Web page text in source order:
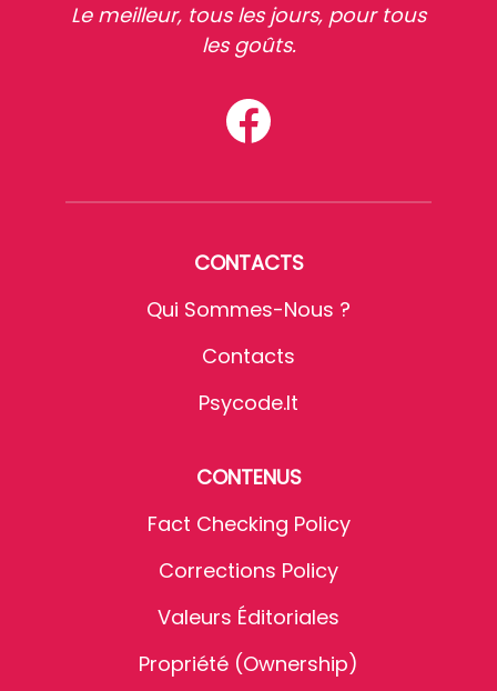
Le meilleur, tous les jours, pour tous
les goûts.
CONTACTS
Qui Sommes-Nous ?
Contacts
Psycode.it
CONTENUS
Fact Checking Policy
Corrections Policy
Valeurs Éditoriales
Propriété (Ownership)